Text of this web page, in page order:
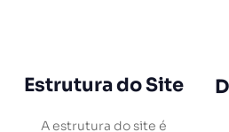
Estrutura do Site
A estrutura do site é